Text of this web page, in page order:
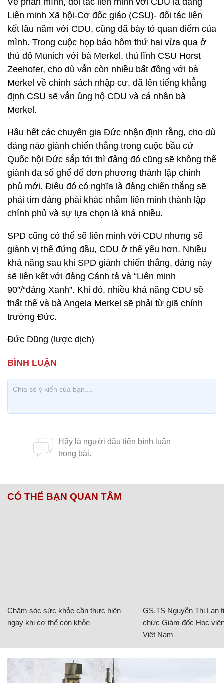
Về phần mình, đối tác liên minh với CDU là đảng
Liên minh Xã hội-Cơ đốc giáo (CSU)- đối tác liên
kết lâu năm với CDU, cũng đã bày tỏ quan điểm của
mình. Trong cuộc họp báo hôm thứ hai vừa qua ở
thủ đô Munich với bà Merkel, thủ lĩnh CSU Horst
Zeehofer, cho dù vẫn còn nhiều bất đồng với bà
Merkel về chính sách nhập cư, đã lên tiếng khẳng
định CSU sẽ vẫn ủng hộ CDU và cá nhân bà
Merkel.
Hầu hết các chuyên gia Đức nhận định rằng, cho dù
đảng nào giành chiến thắng trong cuộc bầu cử
Quốc hội Đức sắp tới thì đảng đó cũng sẽ không thể
giành đa số ghế để đơn phương thành lập chính
phủ mới. Điều đó có nghĩa là đảng chiến thắng sẽ
phải tìm đảng phái khác nhằm liên minh thành lập
chính phủ và sự lựa chọn là khá nhiều.
SPD cũng có thể sẽ liên minh với CDU nhưng sẽ
giành vị thế đứng đầu, CDU ở thế yếu hơn. Nhiều
khả năng sau khi SPD giành chiến thắng, đảng này
sẽ liên kết với đảng Cánh tả và “Liên minh
90”/“đảng Xanh”. Khi đó, nhiều khả năng CDU sẽ
thất thế và bà Angela Merkel sẽ phải từ giã chính
trường Đức.
Đức Dũng (lược dịch)
CÓ THỂ BẠN QUAN TÂM
Chăm sóc sức khỏe cần thực hiện
ngay khi cơ thể còn khỏe
GS.TS Nguyễn Thị Lan
chức Giám đốc Học
Việt Nam